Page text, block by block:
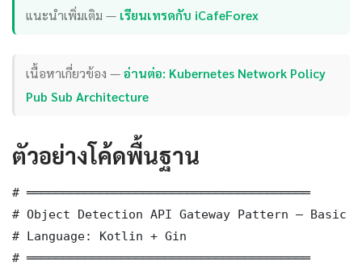
แนะนำเพิ่มเติม — เรียนเทรดกับ iCafeForex
เนื้อหาเกี่ยวข้อง —อ่านต่อ: Kubernetes Network Policy
Pub Sub Architecture
ตัวอย่างโค้ดพื้นฐาน
# ═══════════════════════════════════════
# Object Detection API Gateway Pattern — Basic
# Language: Kotlin + Gin
# ═══════════════════════════════════════